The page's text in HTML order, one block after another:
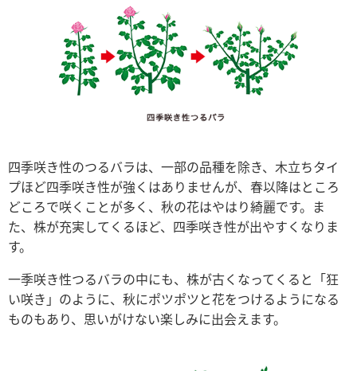
四季咲き性のつるバラは、一部の品種を除き、木立ちタイ
プほど四季咲き性が強くはありませんが、春以降はところ
どころで咲くことが多く、秋の花はやはり綺麗です。ま
た、株が充実してくるほど、四季咲き性が出やすくなりま
す。
一季咲き性つるバラの中にも、株が古くなってくると「狂
い咲き」のように、秋にポツポツと花をつけるようになる
ものもあり、思いがけない楽しみに出会えます。